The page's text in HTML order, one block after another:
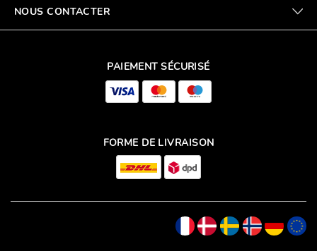
NOUS CONTACTER
PAIEMENT SÉCURISÉ
FORME DE LIVRAISON